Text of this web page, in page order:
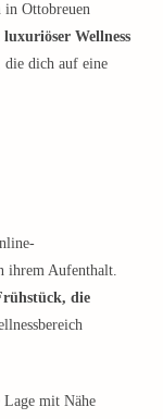
in Ottobreuen
luxuriöser Wellness
die dich auf eine
ihrem Aufenthalt.
die
mit Nähe